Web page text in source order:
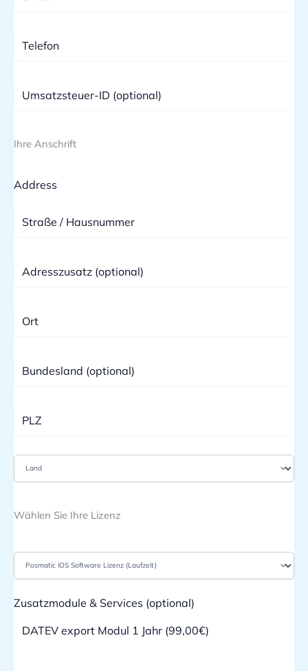
Ihre Anschrift
Address
Wählen Sie Ihre Lizenz
Zusatzmodule & Services (optional)
DATEV export Modul 1 Jahr (99,00€)